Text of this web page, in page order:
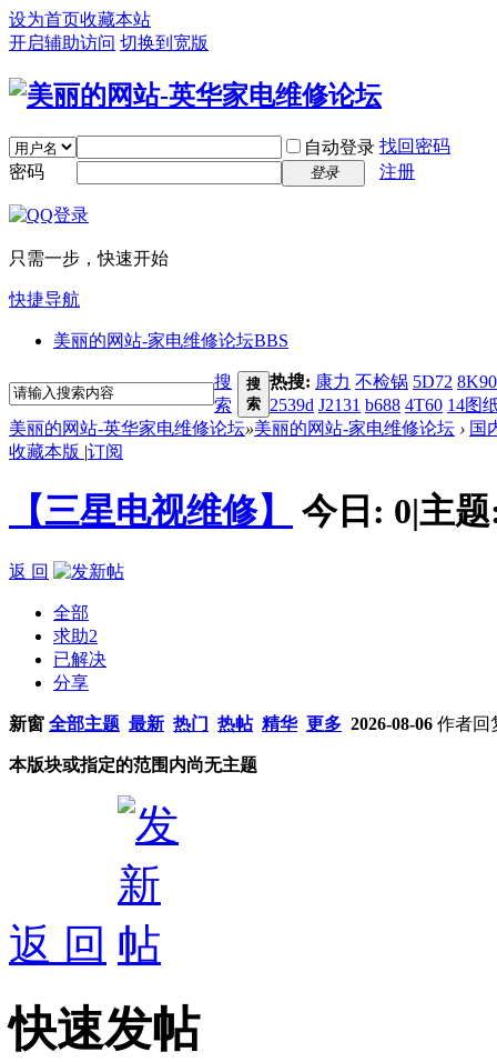
设为首页收藏本站
开启辅助访问 切换到宽版
自动登录 找回密码
密码
登录 注册
只需一步，快速开始
快捷导航
美丽的网站-家电维修论坛BBS
搜
索
搜
索
热搜: 康力 不检锅 5D72 8K90
2539d J2131 b688 4T60 14图
美丽的网站-英华家电维修论坛»美丽的网站-家电维修论坛 › 国
收藏本版 |订阅
【三星电视维修】 今日: 0|主
返 回
全部
求助2
已解决
分享
新窗 全部主题 最新 热门 热帖 精华 更多 2026-08-06 作者回
本版块或指定的范围内尚无主题
返 回
快速发帖